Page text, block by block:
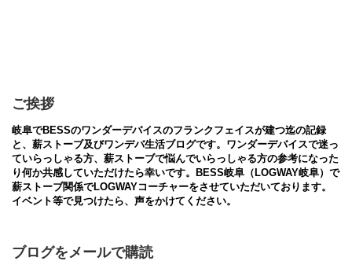
ご挨拶
岐阜でBESSのワンダーデバイスのフランクフェイスが建つ迄の記録
と、薪ストーブ及びワンデバ生活ブログです。ワンダーデバイスで迷っ
ていらっしゃる方、薪ストーブで悩んでいらっしゃる方の参考になった
り何か共感していただけたら幸いです。BESS岐阜（LOGWAY岐阜）で
薪ストーブ関係でLOGWAYコーチャーをさせていただいております。
イベント等で見つけたら、声をかけてください。
ブログをメールで購読